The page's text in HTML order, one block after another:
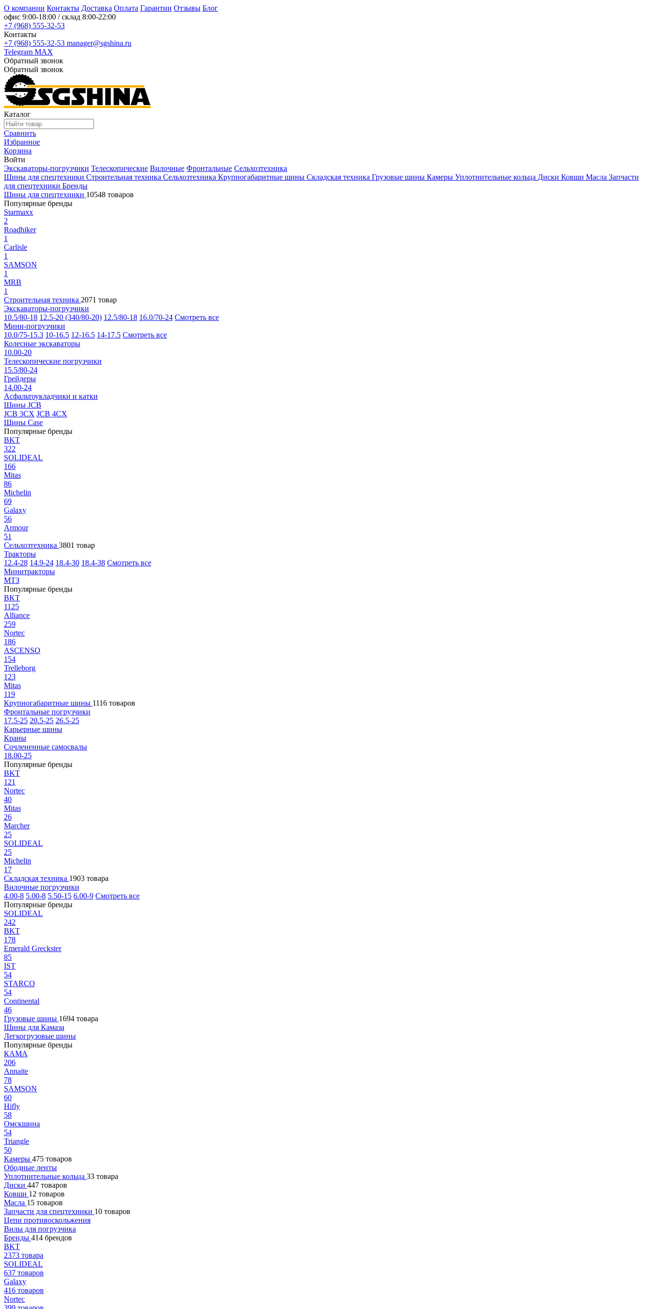
О компании Контакты Доставка Оплата Гарантии Отзывы Блог
офис 9:00-18:00 / склад 8:00-22:00
+7 (968) 555-32-53
Контакты
+7 (968) 555-32-53 manager@sgshina.ru
Telegram MAX
Обратный звонок
Обратный звонок
Каталог
Сравнить
Избранное
Корзина
Войти
Экскаваторы-погрузчики Телескопические Вилочные Фронтальные Сельхозтехника
Шины для спецтехники Строительная техника Сельхозтехника Крупногабаритные шины Складская техника Грузовые шины Камеры Уплотнительные кольца Диски Ковши Масла Запчасти
для спецтехники Бренды
Шины для спецтехники 10548 товаров
Популярные бренды
Starmaxx
2
Roadhiker
1
Carlisle
1
SAMSON
1
MRB
1
Строительная техника 2071 товар
Экскаваторы-погрузчики
10.5/80-18 12.5-20 (340/80-20) 12.5/80-18 16.0/70-24 Смотреть все
Мини-погрузчики
10.0/75-15.3 10-16.5 12-16.5 14-17.5 Смотреть все
Колесные экскаваторы
10.00-20
Телескопические погрузчики
15.5/80-24
Грейдеры
14.00-24
Асфальтоукладчики и катки
Шины JCB
JCB 3CX JCB 4CX
Шины Case
Популярные бренды
BKT
322
SOLIDEAL
166
Mitas
86
Michelin
69
Galaxy
56
Armour
51
Сельхозтехника 3801 товар
Тракторы
12.4-28 14.9-24 18.4-30 18.4-38 Смотреть все
Минитракторы
МТЗ
Популярные бренды
BKT
1125
Alliance
259
Nortec
186
ASCENSO
154
Trelleborg
123
Mitas
119
Крупногабаритные шины 1116 товаров
Фронтальные погрузчики
17.5-25 20.5-25 26.5-25
Карьерные шины
Краны
Сочлененные самосвалы
18.00-25
Популярные бренды
BKT
121
Nortec
40
Mitas
26
Marcher
25
SOLIDEAL
25
Michelin
17
Складская техника 1903 товара
Вилочные погрузчики
4.00-8 5.00-8 5.50-15 6.00-9 Смотреть все
Популярные бренды
SOLIDEAL
242
BKT
178
Emerald Greckster
85
IST
54
STARCO
54
Continental
46
Грузовые шины 1694 товара
Шины для Камаза
Легкогрузовые шины
Популярные бренды
КАМА
206
Annaite
78
SAMSON
60
Hifly
58
Омскшина
54
Triangle
50
Камеры 475 товаров
Ободные ленты
Уплотнительные кольца 33 товара
Диски 447 товаров
Ковши 12 товаров
Масла 15 товаров
Запчасти для спецтехники 10 товаров
Цепи противоскольжения
Вилы для погрузчика
Бренды 414 брендов
BKT
2373 товара
SOLIDEAL
637 товаров
Galaxy
416 товаров
Nortec